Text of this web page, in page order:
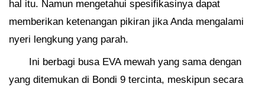
hal itu. Namun mengetahui spesifikasinya dapat
memberikan ketenangan pikiran jika Anda mengalami
nyeri lengkung yang parah.
Ini berbagi busa EVA mewah yang sama dengan
yang ditemukan di Bondi 9 tercinta, meskipun secara